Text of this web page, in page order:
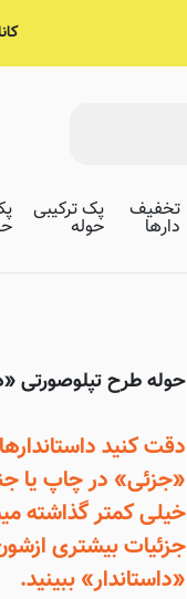
تخفیف
دارها
پک ترکیبی
حوله
حوله طرح تپلوصورتی
دقت کنید
«جزئی» در چاپ یا
خیلی کمتر گذاشته
جزئیات بیشتری
«داستاندار» ببینید.